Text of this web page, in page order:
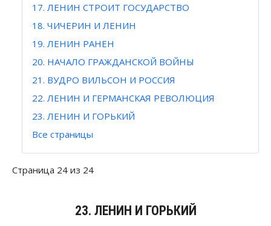
17. ЛЕНИН СТРОИТ ГОСУДАРСТВО
18. ЧИЧЕРИН И ЛЕНИН
19. ЛЕНИН РАНЕН
20. НАЧАЛО ГРАЖДАНСКОЙ ВОЙНЫ
21. ВУДРО ВИЛЬСОН И РОССИЯ
22. ЛЕНИН И ГЕРМАНСКАЯ РЕВОЛЮЦИЯ
23. ЛЕНИН И ГОРЬКИЙ
Все страницы
Страница 24 из 24
23. ЛЕНИН И ГОРЬКИЙ